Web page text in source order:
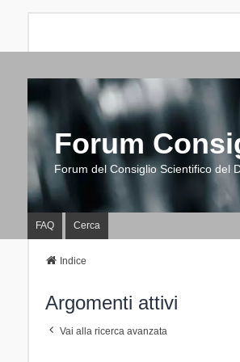
Forum
Forum del Consiglio Scientifico del
FAQ Cerca
Indice
Argomenti attivi
Vai alla ricerca avanzata